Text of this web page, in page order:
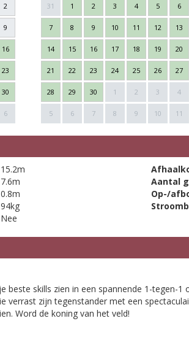
2
9
16
23
30
6
31 1 2 3 4 5 6
7 8 9 10 11 12 13
14 15 16 17 18 19 20
21 22 23 24 25 26 27
28 29 30 1 2 3 4
5 6 7 8 9 10 11
15.2m
7.6m
0.8m
94kg
Nee
Aantal
Op-/
beste skills zien in een spannende 1-tegen-
verrast zijn tegenstander met een
Word de koning van het veld!